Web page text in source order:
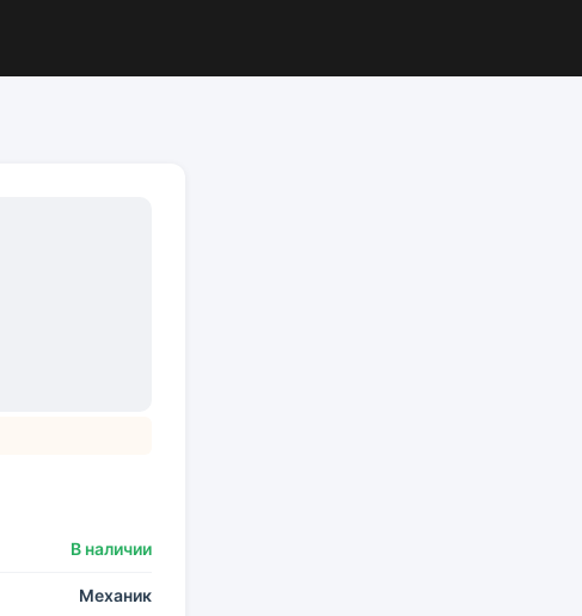
В наличии
Механик